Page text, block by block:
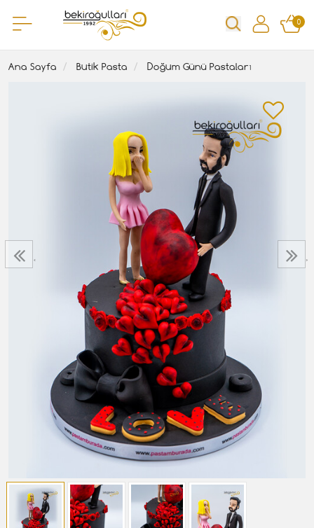
0
Ana Sayfa Butik Pasta Doğum Günü Pastaları
‹ ›